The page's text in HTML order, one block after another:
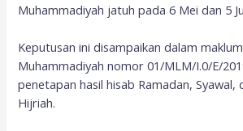
Muhammadiyah jatuh pada 6 Mei dan 5
Keputusan ini disampaikan dalam
Muhammadiyah nomor 01/MLM/I.0/E/
penetapan hasil hisab Ramadan, Syawal,
Hijriah.